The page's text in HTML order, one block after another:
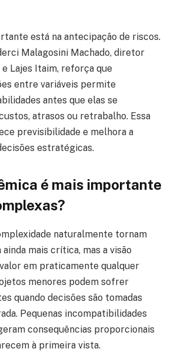
está na antecipação de riscos.
Malagosini Machado, diretor
Lajes Itaim, reforça que
entre variáveis permite
antes que elas se
atrasos ou retrabalho. Essa
previsibilidade e melhora a
estratégicas.
é mais importante
naturalmente tornam
mais crítica, mas a visão
em praticamente qualquer
menores podem sofrer
quando decisões são tomadas
Pequenas incompatibilidades
consequências proporcionais
à primeira vista.